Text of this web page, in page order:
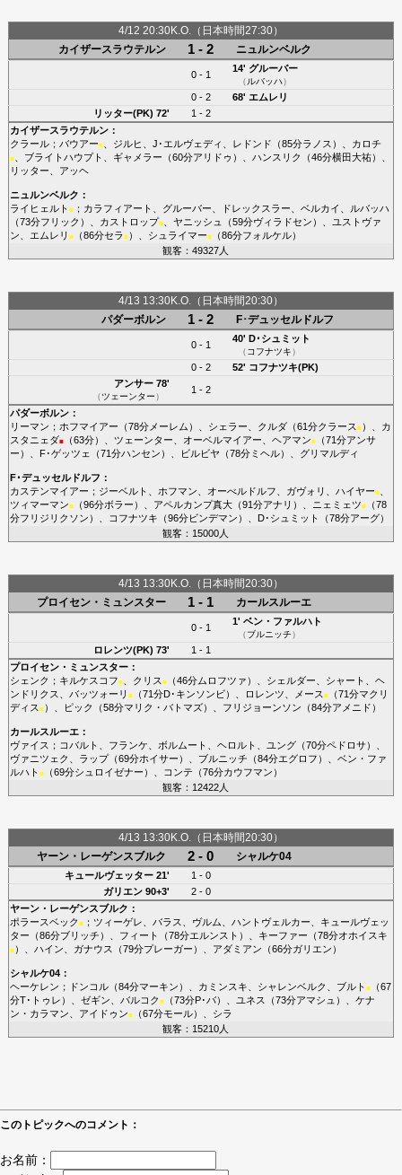
4/12 20:30K.O.（日本時間27:30）
カイザースラウテルン
1 - 2 ニュルンベルク
0 - 1
14' グルーバー
（ルバッハ）
0 - 2 68' エムレリ
リッター(PK) 72'
1 - 2
カイザースラウテルン：
クラール； バウアー■、 ジルヒ J･エルヴェディ レドンド （85分ラノス ）、 カロチ
■、 ブライトハウプト ギャメラー （60分アリドゥ ）、 ハンスリク （46分横田大祐）、
リッター
アッヘ
ニュルンベルク ：
ライヒェルト ■； カラフィアート グルーバー ドレックスラー ベルカイ
ルバッハ
（73分フリック ）、 カストロップ■、 ヤニッシュ （59分ヴィラドセン ）、
ユストヴァ
ン
エムレリ ■（86分セラ ■）、 シュライマー■（86分フォルケル）
観客：49327人
4/13 13:30K.O.（日本時間20:30）
パダーボルン
1 - 2 F･デュッセルドルフ
0 - 1
40' D･シュミット
（コフナツキ）
0 - 2 52' コフナツキ(PK)
アンサー78'
（ツェーンター）
1 - 2
パダーボルン：
リーマン ； ホフマイアー （78分メーレム ）、 シェラー クルダ（61分クラース ■）、 カ
スタニェダ■（63分）、 ツェーンター オーベルマイアー ヘアマン■（71分アンサ
ー ）、 F･ゲッツェ （71分ハンセン ）、 ビルビヤ （78分ミヘル）、 グリマルディ
F･デュッセルドルフ ：
カステンマイアー ； ジーベルト ホフマン オーべルドルフ ガヴォリ ハイヤー■、
ツィマーマン■（96分ボラー ）、 アペルカンプ真大（91分アナリ ）、 ニェミェツ■（78
分フリジリクソン ）、 コフナツキ （96分ビンデマン ）、 D･シュミット （78分アーグ）
観客：15000人
4/13 13:30K.O.（日本時間20:30）
プロイセン・ミュンスター
1 - 1 カールスルーエ
0 - 1
1' ベン・ファルハト
（ブルニッチ）
ロレンツ(PK) 73'
1 - 1
プロイセン・ミュンスター：
シェンク ； キルケスコフ■、 クリス ■（46分ムロフツァ ）、 シェルダー シャート
ヘ
ンドリクス
バッツォーリ ■（71分D･キンソンビ）、 ロレンツ メース ■（71分マクリ
ディス ■）、 ピック （58分マリク・バトマズ）、 フリジョーンソン （84分アメニド ）
カールスルーエ：
ヴァイス ； コバルト フランケ ボルムート ヘロルト ユング（70分ペドロサ）、
ヴァニツェク
ラップ（69分ホイサー ）、 ブルニッチ （84分エグロフ ）、 ベン・ファ
ルハト ■（69分シュロイゼナー ）、 コンテ （76分カウフマン ）
観客：12422人
4/13 13:30K.O.（日本時間20:30）
ヤーン・レーゲンスブルク
2 - 0 シャルケ04
キュールヴェッター21'
1 - 0
ガリエン90+3'
2 - 0
ヤーン・レーゲンスブルク ：
ポラースベック ■； ツィーゲレ バラス ヴルム ハントヴェルカー
キュールヴェッ
ター （86分ブリッチ ）、 フィート （78分エルンスト ）、 キーファー （78分オホイスキ
■）、 ハイン ガナウス （79分プレーガー ）、 アダミアン （66分ガリエン ）
シャルケ04：
ヘーケレン ； ドンコル（84分マーキン ）、 カミンスキ シャレンベルク ブルト ■（67
分T･トゥレ ）、 ゼギン バルコク ■（73分P･バ）、 ユネス （73分アマシュ ）、 ケナ
ン・カラマン
アイドゥン■（67分モール）、 シラ
観客：15210人
このトピックへのコメント：
お名前：